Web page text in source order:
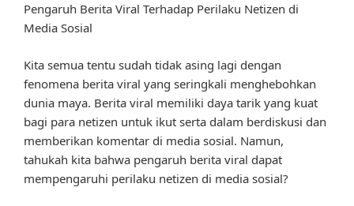
Pengaruh Berita Viral Terhadap Perilaku Netizen di
Media Sosial
Kita semua tentu sudah tidak asing lagi dengan
fenomena berita viral yang seringkali menghebohkan
dunia maya. Berita viral memiliki daya tarik yang kuat
bagi para netizen untuk ikut serta dalam berdiskusi dan
memberikan komentar di media sosial. Namun,
tahukah kita bahwa pengaruh berita viral dapat
mempengaruhi perilaku netizen di media sosial?